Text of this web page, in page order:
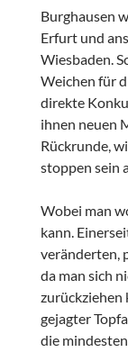
Burghausen
Erfurt und
Wiesbaden.
Weichen für
direkte
ihnen neuen
Rückrunde,
stoppen sein
Wobei man
kann.
veränderten,
da man sich
zurückziehen
gejagter
die